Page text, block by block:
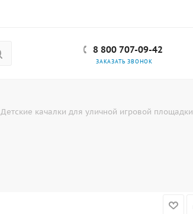
8 800 707-09-42
ЗАКАЗАТЬ ЗВОНОК
Детские качалки для уличной игровой площадки